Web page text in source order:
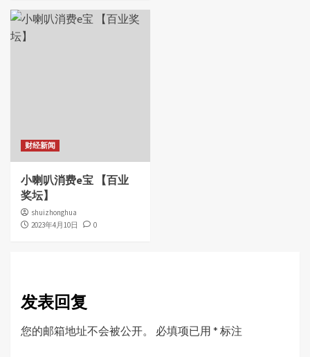
财经新闻
小喇叭消费e宝 【百业
奖坛】
shuizhonghua
2023年4月10日
0
发表回复
您的邮箱地址不会被公开。 必填项已用 * 标注